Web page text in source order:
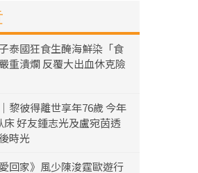
泰國狂食生醃海鮮染「食
重潰爛 反覆大出血休克險
黎彼得離世享年76歲 今年
床 好友鍾志光及盧宛茵透
時光
回家》風少陳浚霆歐遊行